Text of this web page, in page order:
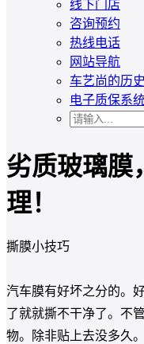
线下门店
咨询预约
热线电话
网站导航
车艺尚的历史
电子质保系
劣质玻璃膜
理！
撕膜小技巧
汽车膜有好坏之分的。
了就就撕不干净了。不
物。除非贴上去没多久